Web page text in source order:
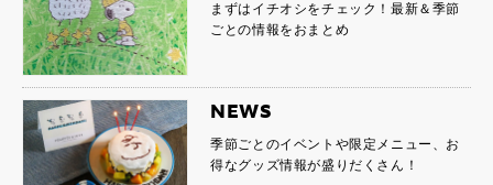
まずはイチオシをチェック！最新＆季節
ごとの情報をおまとめ
NEWS
季節ごとのイベントや限定メニュー、お
得なグッズ情報が盛りだくさん！